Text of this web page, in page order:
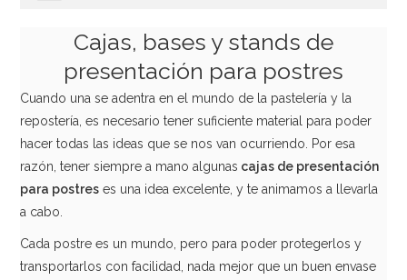
4,95€
AÑADIR
Cajas, bases y stands de
presentación para postres
Cuando una se adentra en el mundo de la pastelería y la
repostería, es necesario tener suficiente material para poder
hacer todas las ideas que se nos van ocurriendo. Por esa
razón, tener siempre a mano algunas cajas de presentación
para postres es una idea excelente, y te animamos a llevarla
a cabo.
Cada postre es un mundo, pero para poder protegerlos y
transportarlos con facilidad, nada mejor que un buen envase